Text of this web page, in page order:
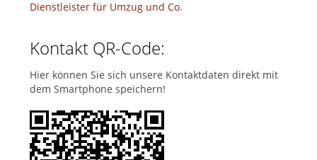
Dienstleister für Umzug und Co.
Kontakt QR-Code:
Hier können Sie sich unsere Kontaktdaten direkt mit
dem Smartphone speichern!